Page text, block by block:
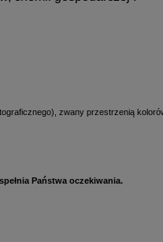
zwany przestrzenią
Państwa oczekiwania.